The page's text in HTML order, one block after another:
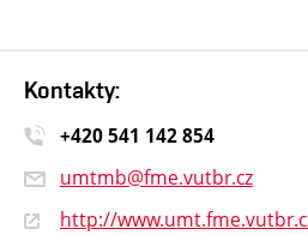
Kontakty:
+420 541 142 854
umtmb@fme.vutbr.cz
http://